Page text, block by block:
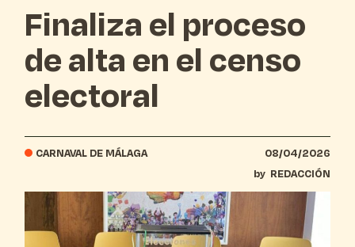
Finaliza el proceso
de alta en el censo
electoral
CARNAVAL DE MÁLAGA
08/04/2026
by REDACCIÓN